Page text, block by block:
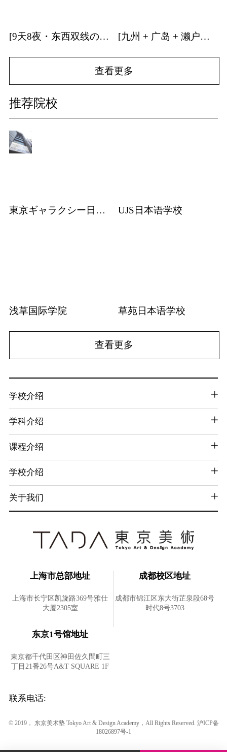
[9天8夜・东西双线の关西] | 日本建筑・温泉游学招募中！ [九州 + 广岛 + 濑户内海] | 9天8夜温泉游学团招募中！
查看更多
推荐院校
東京ギャラクシー日本語学校 UJS日本语学校
浅草国际学院 草苑日本语学校
查看更多
学校介绍
学科介绍
课程介绍
学校介绍
关于我们
上海市总部地址
上海市长宁区凯旋路369号雅仕
大厦2305室
成都校区地址
成都市锦江区东大街芷泉段68号
时代8号3703
东京1号馆地址
東京都千代田区神田佐久間町三
丁目21番26号A&T SQUARE 1F
联系电话:
© 2019， 东京美术塾 Tokyo Art & Design Academy，All Rights Reserved. 沪ICP备
18026897号-1